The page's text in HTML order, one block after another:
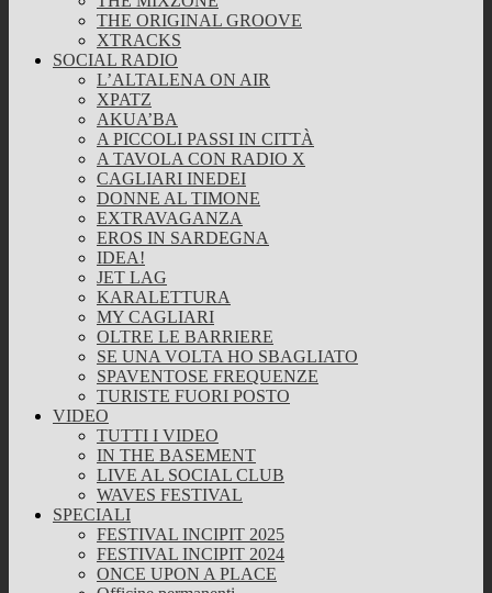
THE ORIGINAL GROOVE
XTRACKS
SOCIAL RADIO
L’ALTALENA ON AIR
XPATZ
AKUA’BA
A PICCOLI PASSI IN CITTÀ
A TAVOLA CON RADIO X
CAGLIARI INEDEI
DONNE AL TIMONE
EXTRAVAGANZA
EROS IN SARDEGNA
IDEA!
JET LAG
KARALETTURA
MY CAGLIARI
OLTRE LE BARRIERE
SE UNA VOLTA HO SBAGLIATO
SPAVENTOSE FREQUENZE
TURISTE FUORI POSTO
VIDEO
TUTTI I VIDEO
IN THE BASEMENT
LIVE AL SOCIAL CLUB
WAVES FESTIVAL
SPECIALI
FESTIVAL INCIPIT 2025
FESTIVAL INCIPIT 2024
ONCE UPON A PLACE